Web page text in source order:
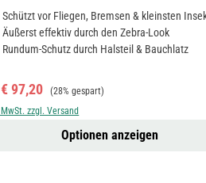
Schützt vor Fliegen, Bremsen & kleinsten
Äußerst effektiv durch den Zebra-Look
Rundum-Schutz durch Halsteil & Bauchlatz
€ 97,20 Regulärer Preis:
(28% gespart)
zzgl. Versand
Optionen anzeigen